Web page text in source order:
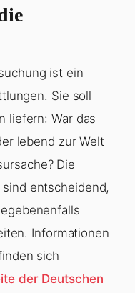
ist ein
Sie soll
liefern: War das
lebend zur Welt
Die
entscheidend,
Informationen
sich
der Deutschen